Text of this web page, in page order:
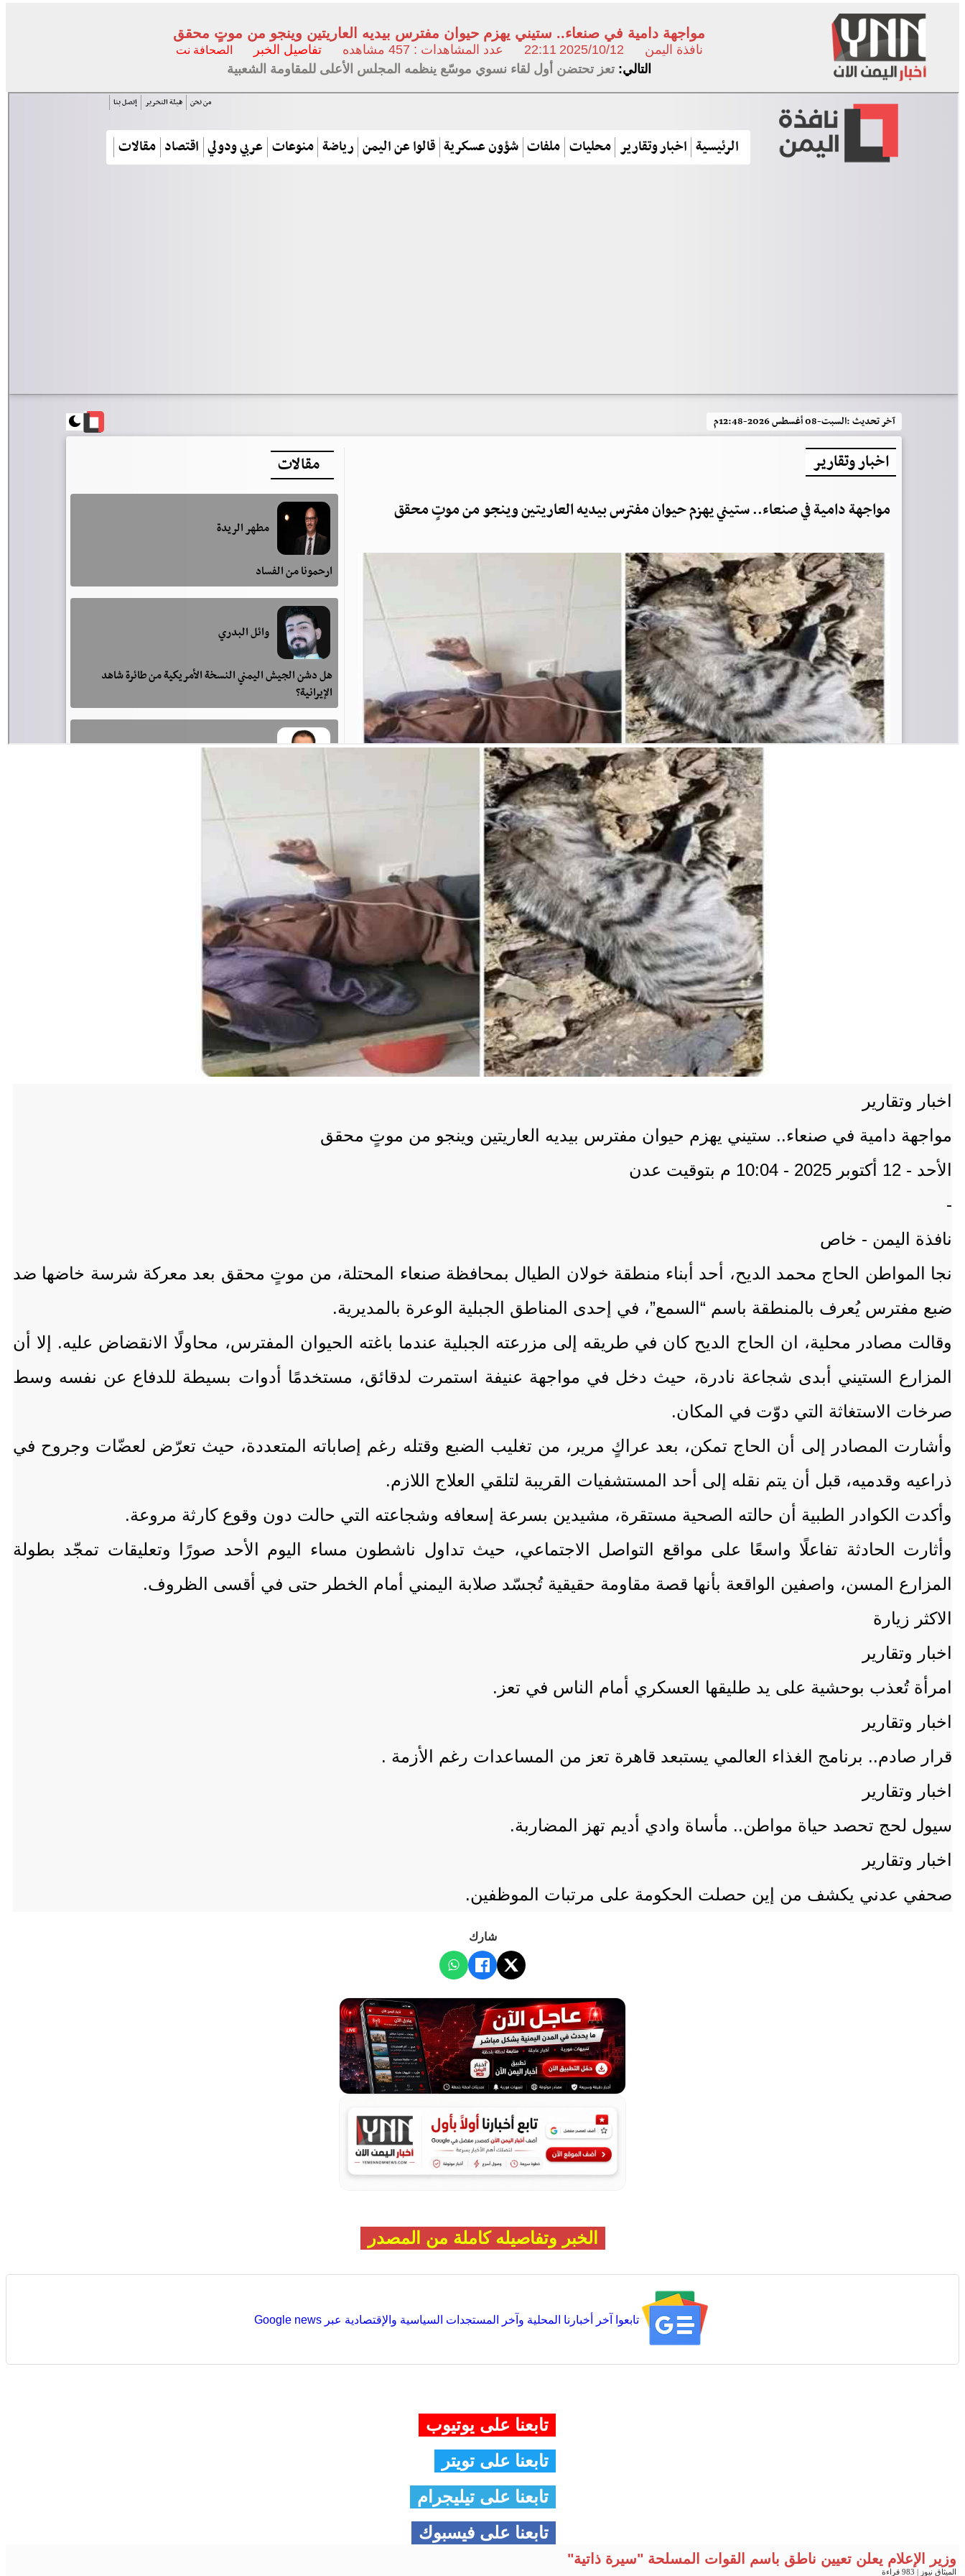
مواجهة دامية في صنعاء.. ستيني يهزم حيوان مفترس بيديه العاريتين وينجو من موتٍ محقق
نافذة اليمن 2025/10/12
22:11 عدد المشاهدات : 457 مشاهده تفاصيل الخبر الصحافة نت
التالي: تعز تحتضن أول لقاء نسوي موسّع ينظمه المجلس الأعلى للمقاومة الشعبية
اخبار وتقارير
مواجهة دامية في صنعاء.. ستيني يهزم حيوان مفترس بيديه العاريتين وينجو من موتٍ محقق
الأحد - 12 أكتوبر 2025 - 10:04 م بتوقيت عدن
-
نافذة اليمن - خاص
نجا المواطن الحاج محمد الديح، أحد أبناء منطقة خولان الطيال بمحافظة صنعاء المحتلة، من موتٍ محقق بعد معركة شرسة خاضها ضد
ضبع مفترس يُعرف بالمنطقة باسم “السمع”، في إحدى المناطق الجبلية الوعرة بالمديرية.
وقالت مصادر محلية، ان الحاج الديح كان في طريقه إلى مزرعته الجبلية عندما باغته الحيوان المفترس، محاولًا الانقضاض عليه. إلا أن
المزارع الستيني أبدى شجاعة نادرة، حيث دخل في مواجهة عنيفة استمرت لدقائق، مستخدمًا أدوات بسيطة للدفاع عن نفسه وسط
صرخات الاستغاثة التي دوّت في المكان.
وأشارت المصادر إلى أن الحاج تمكن، بعد عراكٍ مرير، من تغليب الضبع وقتله رغم إصاباته المتعددة، حيث تعرّض لعضّات وجروح في
ذراعيه وقدميه، قبل أن يتم نقله إلى أحد المستشفيات القريبة لتلقي العلاج اللازم.
وأكدت الكوادر الطبية أن حالته الصحية مستقرة، مشيدين بسرعة إسعافه وشجاعته التي حالت دون وقوع كارثة مروعة.
وأثارت الحادثة تفاعلًا واسعًا على مواقع التواصل الاجتماعي، حيث تداول ناشطون مساء اليوم الأحد صورًا وتعليقات تمجّد بطولة
المزارع المسن، واصفين الواقعة بأنها قصة مقاومة حقيقية تُجسّد صلابة اليمني أمام الخطر حتى في أقسى الظروف.
الاكثر زيارة
اخبار وتقارير
امرأة تُعذب بوحشية على يد طليقها العسكري أمام الناس في تعز.
اخبار وتقارير
قرار صادم.. برنامج الغذاء العالمي يستبعد قاهرة تعز من المساعدات رغم الأزمة .
اخبار وتقارير
سيول لحج تحصد حياة مواطن.. مأساة وادي أديم تهز المضاربة.
اخبار وتقارير
صحفي عدني يكشف من إين حصلت الحكومة على مرتبات الموظفين.
شارك
الخبر وتفاصيله كاملة من المصدر
تابعوا آخر أخبارنا المحلية وآخر المستجدات السياسية والإقتصادية عبر Google news
تابعنا على يوتيوب
تابعنا على تويتر
تابعنا على تيليجرام
تابعنا على فيسبوك
وزير الإعلام يعلن تعيين ناطق باسم القوات المسلحة "سيرة ذاتية"
الميثاق نيوز | 983 قراءة